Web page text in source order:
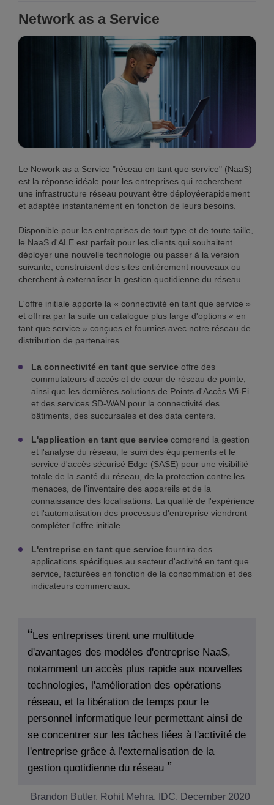
Network as a Service
Le Nework as a Service "réseau en tant que service" (NaaS)
est la réponse idéale pour les entreprises qui recherchent
une infrastructure réseau pouvant être déployéerapidement
et adaptée instantanément en fonction de leurs besoins.
Disponible pour les entreprises de tout type et de toute taille,
le NaaS d'ALE est parfait pour les clients qui souhaitent
déployer une nouvelle technologie ou passer à la version
suivante, construisent des sites entièrement nouveaux ou
cherchent à externaliser la gestion quotidienne du réseau.
L'offre initiale apporte la « connectivité en tant que service »
et offrira par la suite un catalogue plus large d'options « en
tant que service » conçues et fournies avec notre réseau de
distribution de partenaires.
La connectivité en tant que service offre des
commutateurs d'accès et de cœur de réseau de pointe,
ainsi que les dernières solutions de Points d'Accès Wi-Fi
et des services SD-WAN pour la connectivité des
bâtiments, des succursales et des data centers.
L'application en tant que service comprend la gestion
et l'analyse du réseau, le suivi des équipements et le
service d'accès sécurisé Edge (SASE) pour une visibilité
totale de la santé du réseau, de la protection contre les
menaces, de l'inventaire des appareils et de la
connaissance des localisations. La qualité de l'expérience
et l'automatisation des processus d'entreprise viendront
compléter l'offre initiale.
L'entreprise en tant que service fournira des
applications spécifiques au secteur d'activité en tant que
service, facturées en fonction de la consommation et des
indicateurs commerciaux.
Les entreprises tirent une multitude
d'avantages des modèles d'entreprise NaaS,
notamment un accès plus rapide aux nouvelles
technologies, l'amélioration des opérations
réseau, et la libération de temps pour le
personnel informatique leur permettant ainsi de
se concentrer sur les tâches liées à l'activité de
l'entreprise grâce à l'externalisation de la
gestion quotidienne du réseau
Brandon Butler, Rohit Mehra, IDC, December 2020